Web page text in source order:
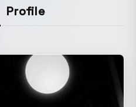
Profile